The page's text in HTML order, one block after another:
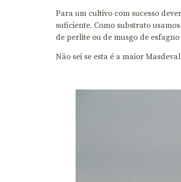
Para um cultivo com sucesso
suficiente. Como substrato
de perlite ou de musgo de
Não sei se esta é a maior